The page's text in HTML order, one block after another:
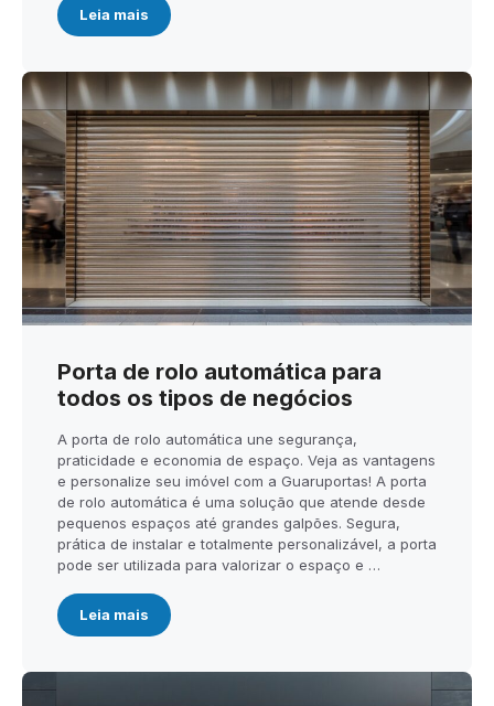
Leia mais
Porta de rolo automática para
todos os tipos de negócios
A porta de rolo automática une segurança,
praticidade e economia de espaço. Veja as vantagens
e personalize seu imóvel com a Guaruportas! A porta
de rolo automática é uma solução que atende desde
pequenos espaços até grandes galpões. Segura,
prática de instalar e totalmente personalizável, a porta
pode ser utilizada para valorizar o espaço e …
Leia mais